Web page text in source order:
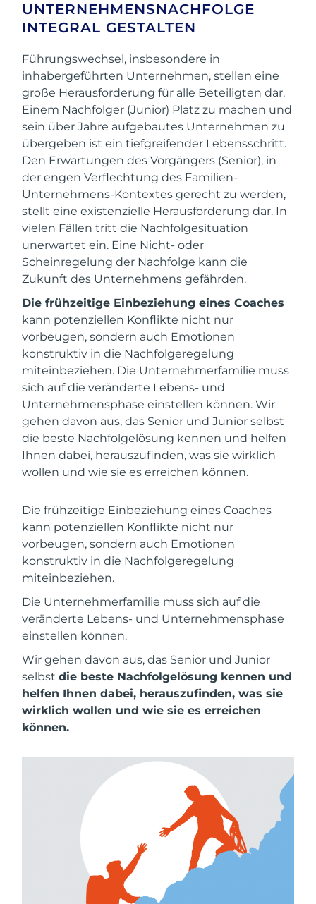
UNTERNEHMENSNACHFOLGE
INTEGRAL GESTALTEN
Führungswechsel, insbesondere in
inhabergeführten Unternehmen, stellen eine
große Herausforderung für alle Beteiligten dar.
Einem Nachfolger (Junior) Platz zu machen und
sein über Jahre aufgebautes Unternehmen zu
übergeben ist ein tiefgreifender Lebensschritt.
Den Erwartungen des Vorgängers (Senior), in
der engen Verflechtung des Familien-
Unternehmens-Kontextes gerecht zu werden,
stellt eine existenzielle Herausforderung dar. In
vielen Fällen tritt die Nachfolgesituation
unerwartet ein. Eine Nicht- oder
Scheinregelung der Nachfolge kann die
Zukunft des Unternehmens gefährden.
Die frühzeitige Einbeziehung eines Coaches
kann potenziellen Konflikte nicht nur
vorbeugen, sondern auch Emotionen
konstruktiv in die Nachfolgeregelung
miteinbeziehen. Die Unternehmerfamilie muss
sich auf die veränderte Lebens- und
Unternehmensphase einstellen können. Wir
gehen davon aus, das Senior und Junior selbst
die beste Nachfolgelösung kennen und helfen
Ihnen dabei, herauszufinden, was sie wirklich
wollen und wie sie es erreichen können.
Die frühzeitige Einbeziehung eines Coaches
kann potenziellen Konflikte nicht nur
vorbeugen, sondern auch Emotionen
konstruktiv in die Nachfolgeregelung
miteinbeziehen.
Die Unternehmerfamilie muss sich auf die
veränderte Lebens- und Unternehmensphase
einstellen können.
Wir gehen davon aus, das Senior und Junior
selbst die beste Nachfolgelösung kennen und
helfen Ihnen dabei, herauszufinden, was sie
wirklich wollen und wie sie es erreichen
können.